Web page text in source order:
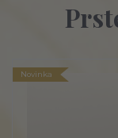
Novinka